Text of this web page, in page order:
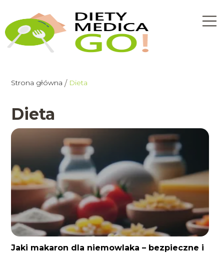
Strona główna / Dieta
Dieta
Jaki makaron dla niemowlaka – bezpieczne i